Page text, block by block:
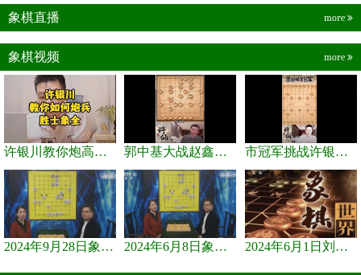
象棋直播 more
象棋视频 more
许银川教你炮高兵士象全如何赢士象全，简单四步即可 郭中基大战赵鑫鑫，许银川激情讲解 市冠军挑战许银川，急进中兵变化真激烈！
2024年9月28日象棋世界栏目，刘君、蒋川讲解了第九届杨官璘杯象棋... 2024年6月8日象棋世界，刘君、蒋川讲解了第九届杨官璘杯全国象棋... 2024年6月1日刘君、蒋川讲解第三届上海杯象棋大师赛谢靖与李少庚...